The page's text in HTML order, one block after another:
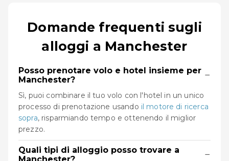
Domande frequenti sugli
alloggi a Manchester
Posso prenotare volo e hotel insieme per
Manchester?
−
Sì, puoi combinare il tuo volo con l'hotel in un unico
processo di prenotazione usando il motore di ricerca
sopra, risparmiando tempo e ottenendo il miglior
prezzo.
Quali tipi di alloggio posso trovare a
−